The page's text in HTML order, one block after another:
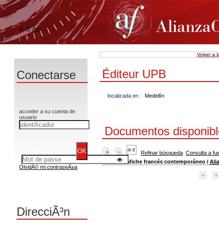
Volver a
Éditeur UPB
localizada en : Medellín
Documentos
Refinar búsqueda Consulta a
El afiche francés contemporáneo /
A- A A+
Conectarse
acceder a su cuenta de
usuario
OlvidÃ© mi contraseÃ±a
DirecciÃ³n